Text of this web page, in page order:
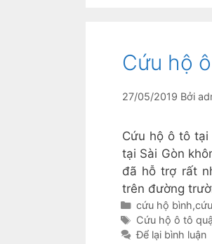
Cứu hộ
27/05/2019 Bởi
Cứu hộ ô tô
tại Sài Gòn
đã hỗ trợ rất
trên đường
Danh
mục
cứu hộ bình,
Thẻ
Cứu hộ ô tô
Để lại bình luận